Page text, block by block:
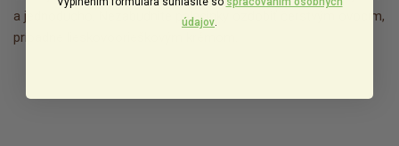
a jednoducho. Nezabudnite palacinky ozdobiť čerstvým ovocím,
prípadne lieskovoorieškovým krémom.
údajov.